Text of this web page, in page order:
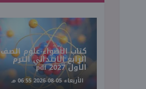
كتاب الأضواء علوم الصف
الرابع الابتدائي الترم
الأول 2027 pdf
الأربعاء 05-08-2026 06:55 مـ